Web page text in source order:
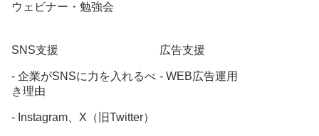
ウェビナー・勉強会
SNS支援
企業がSNSに力を入れるべ
き理由
Instagram、X（旧Twitter）
広告支援
WEB広告運用